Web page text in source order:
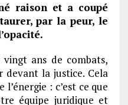
raison et a coupé
par la peur, le
ans de combats,
devant la justice. Cela
: c’est ce que
équipe juridique et